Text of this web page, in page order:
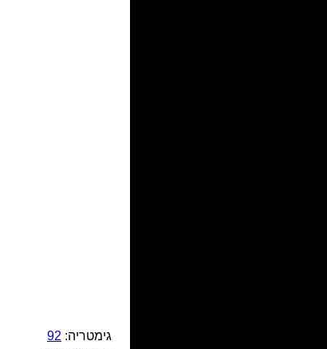
גימטריה: 92